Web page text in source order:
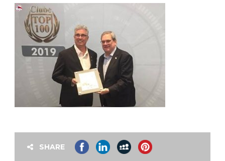
SHARE